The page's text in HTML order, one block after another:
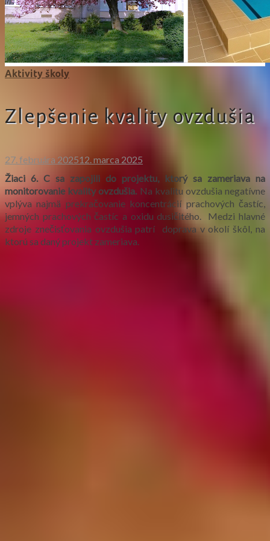
Aktivity školy
Zlepšenie kvality ovzdušia
27. februára 202512. marca 2025
Žiaci 6. C sa zapojili do projektu, ktorý sa zameriava na
monitorovanie kvality ovzdušia. Na kvalitu ovzdušia negatívne
vplýva najmä prekračovanie koncentrácií prachových častíc,
jemných prachových častíc a oxidu dusičitého. Medzi hlavné
zdroje znečisťovania ovzdušia patrí doprava v okolí škôl, na
ktorú sa daný projekt zameriava.